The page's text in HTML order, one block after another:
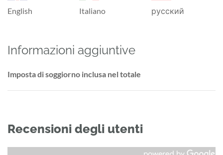
English Italiano русский
Informazioni aggiuntive
Imposta di soggiorno inclusa nel totale
Recensioni degli utenti